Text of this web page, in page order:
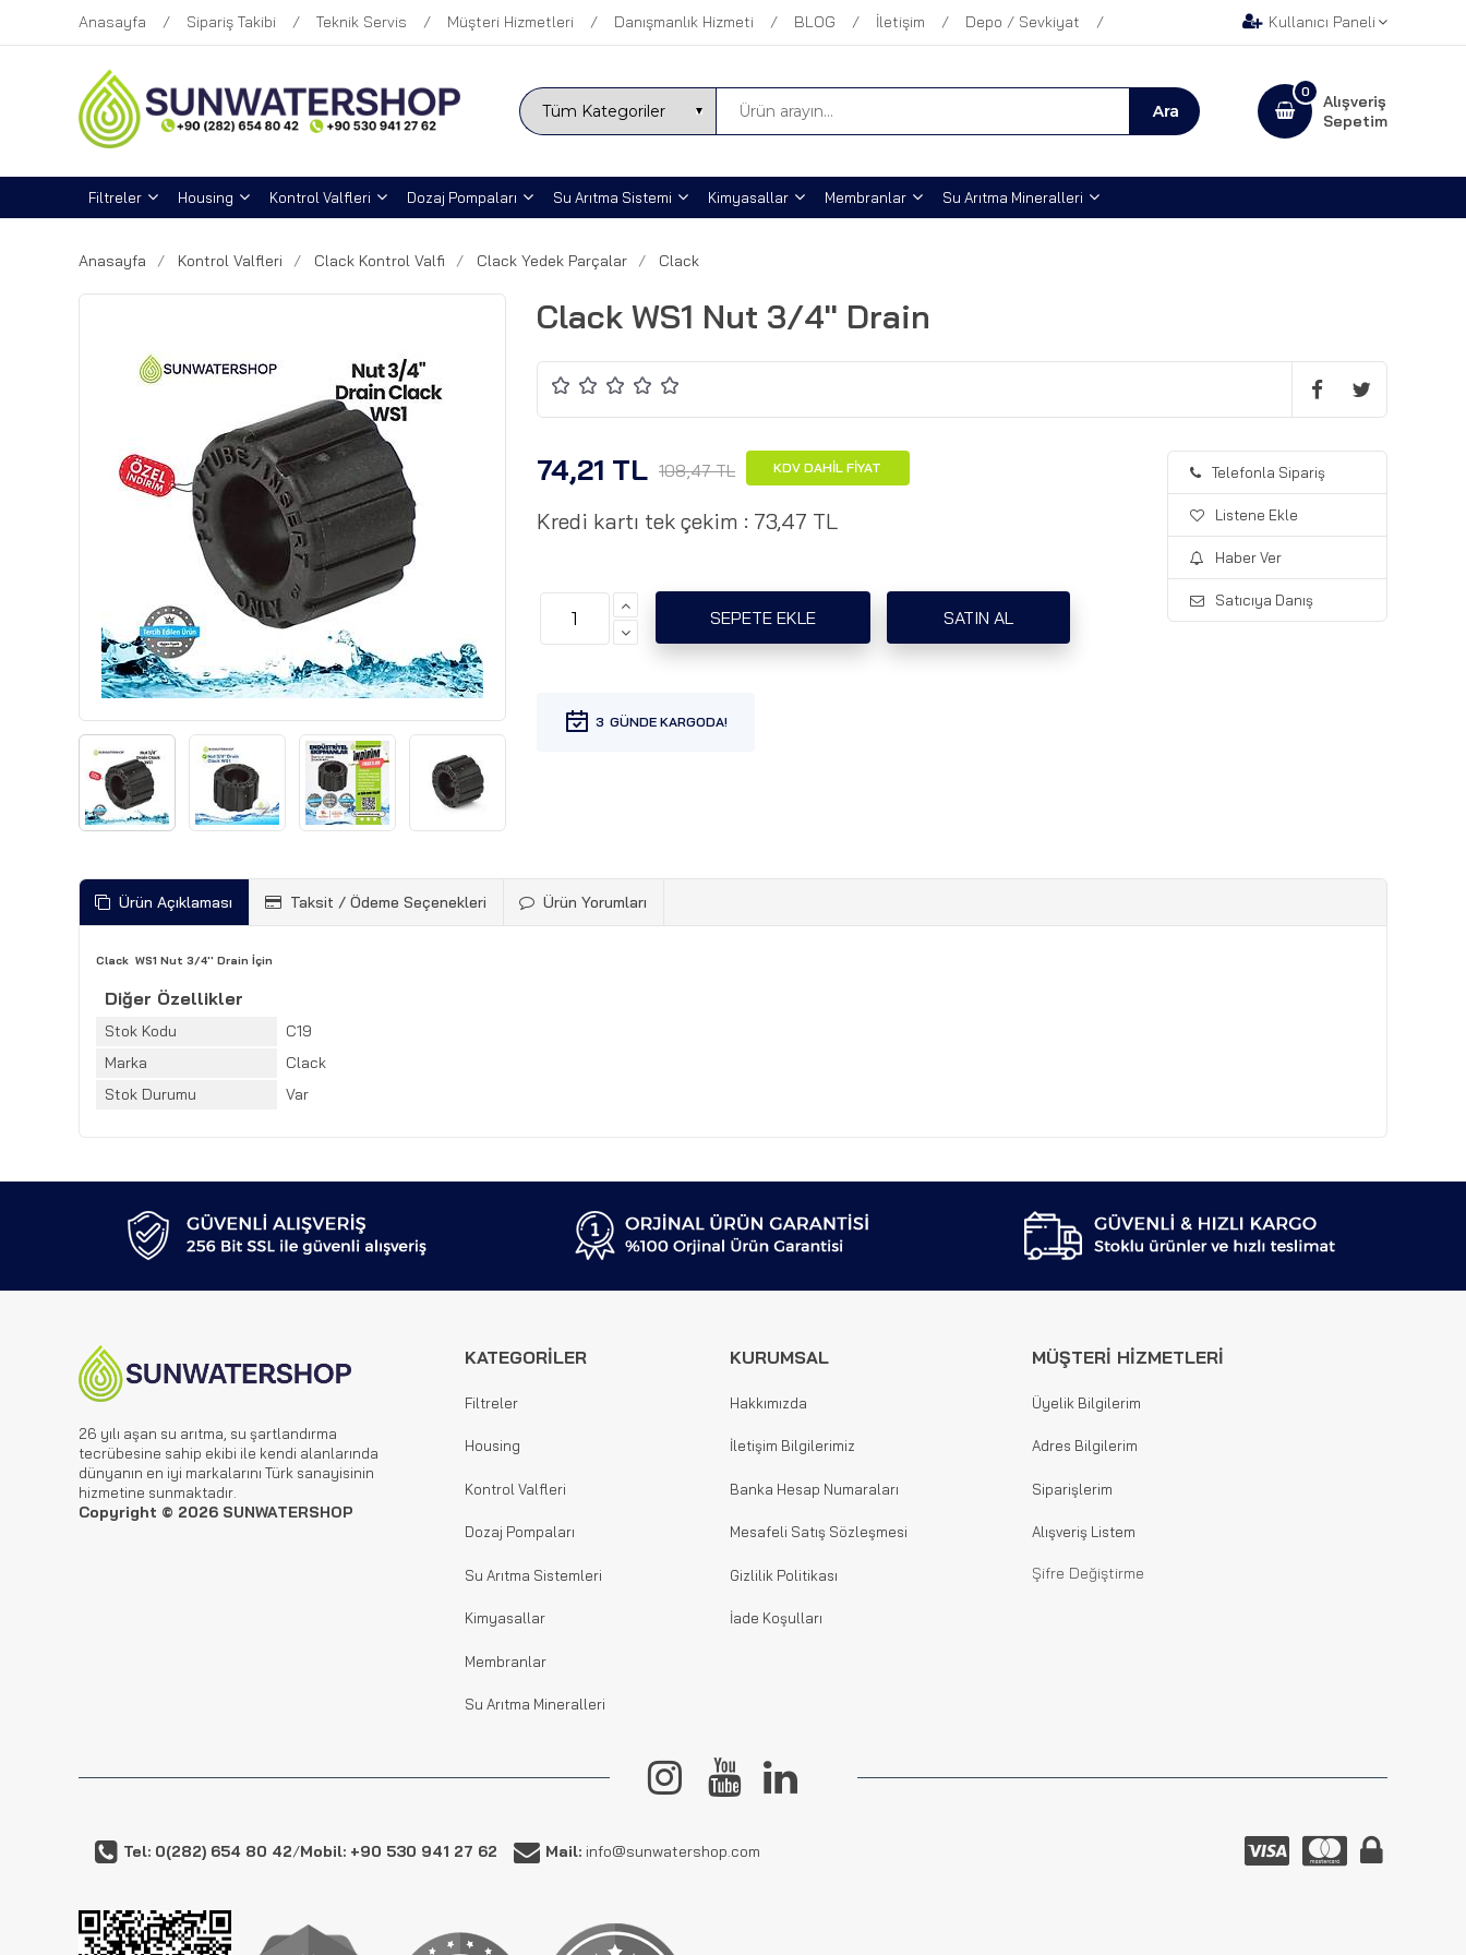
Anasayfa Sipariş Takibi Teknik Servis Müşteri Hizmetleri Danışmanlık Hizmeti BLOG İletişim Depo / Sevkiyat Kullanıcı Paneli
Alışveriş
Sepetim
0
Filtreler Housing Kontrol Valfleri Dozaj Pompaları Su Arıtma Sistemi Kimyasallar Membranlar Su Arıtma Mineralleri
Anasayfa Kontrol Valfleri Clack Kontrol Valfi Clack Yedek Parçalar Clack
Clack WS1 Nut 3/4'' Drain
74,21 TL 108,47 TL KDV DAHİL FİYAT
Kredi kartı tek çekim : 73,47 TL
3
Telefonla Sipariş
Listene Ekle
Haber Ver
Satıcıya Danış
Ürün Açıklaması Taksit / Ödeme Seçenekleri Ürün Yorumları
Clack WS1 Nut 3/4'' Drain İçin
Diğer Özellikler
Stok Kodu
C19
Marka
Clack
Stok Durumu
Var
26 yılı aşan su arıtma, su şartlandırma
tecrübesine sahip ekibi ile kendi alanlarında
dünyanın en iyi markalarını Türk sanayisinin
hizmetine sunmaktadır.
Copyright © 2026 SUNWATERSHOP
KATEGORİLER
Filtreler
Housing
Kontrol Valfleri
Dozaj Pompaları
Su Arıtma Sistemleri
Kimyasallar
Membranlar
Su Arıtma Mineralleri
KURUMSAL
Hakkımızda
İletişim Bilgilerimiz
Banka Hesap Numaraları
Mesafeli Satış Sözleşmesi
Gizlilik Politikası
İade Koşulları
MÜŞTERİ HİZMETLERİ
Üyelik Bilgilerim
Adres Bilgilerim
Siparişlerim
Alışveriş Listem
Şifre Değiştirme
Tel: 0(282) 654 80 42/Mobil: +90 530 941 27 62 Mail: info@sunwatershop.com